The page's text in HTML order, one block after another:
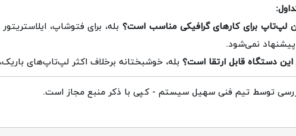
لپ‌تاپ برای کارهای گرافیکی مناسب است؟بله، برای فتوشاپ،
نمی‌شود.
این دستگاه قابل ارتقا است؟ بله، خوشبختانه برخلاف اکثر لپ‌تاپ‌های باریک، ۸۴۵ G8 دارای دو اسلات رم است.
توسط تیم فنی سهیل سیستم - کپی با ذکر منبع مجاز است.